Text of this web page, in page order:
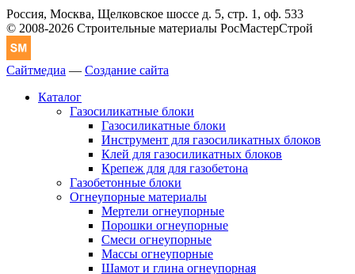
Россия, Москва, Щелковское шоссе д. 5, стр. 1, оф. 533
© 2008-2026 Строительные материалы РосМастерСтрой
Сайтмедиа — Создание сайта
Каталог
Газосиликатные блоки
Газосиликатные блоки
Инструмент для газосиликатных блоков
Клей для газосиликатных блоков
Крепеж для для газобетона
Газобетонные блоки
Огнеупорные материалы
Мертели огнеупорные
Порошки огнеупорные
Смеси огнеупорные
Массы огнеупорные
Шамот и глина огнеупорная